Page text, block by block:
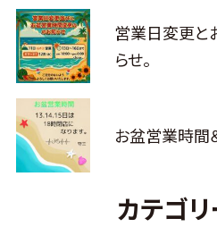
営業日変更と
らせ。
お盆営業時間
カテゴ